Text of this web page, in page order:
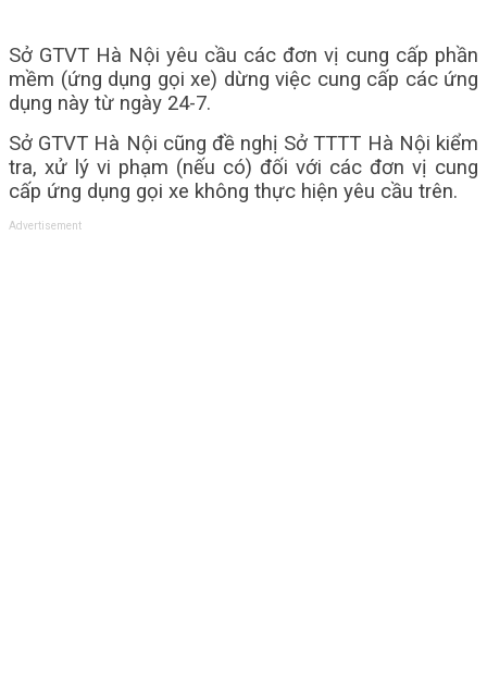
Sở GTVT Hà Nội yêu cầu các đơn vị cung cấp phần
mềm (ứng dụng gọi xe) dừng việc cung cấp các ứng
dụng này từ ngày 24-7.
Sở GTVT Hà Nội cũng đề nghị Sở TTTT Hà Nội kiểm
tra, xử lý vi phạm (nếu có) đối với các đơn vị cung
cấp ứng dụng gọi xe không thực hiện yêu cầu trên.
Advertisement